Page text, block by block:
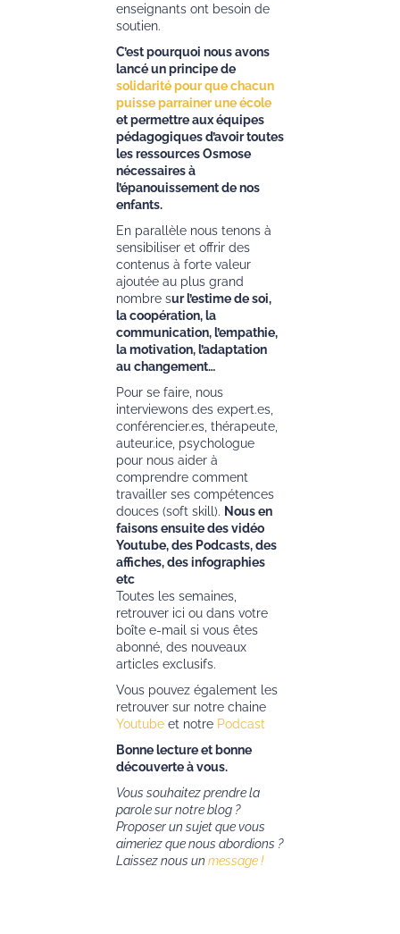
enseignants ont besoin de
soutien.
C’est pourquoi nous avons
lancé un principe de
solidarité pour que chacun
puisse parrainer une école
et permettre aux équipes
pédagogiques d’avoir toutes
les ressources Osmose
nécessaires à
l’épanouissement de nos
enfants.
En parallèle nous tenons à
sensibiliser et offrir des
contenus à forte valeur
ajoutée au plus grand
nombre sur l’estime de soi,
la coopération, la
communication, l’empathie,
la motivation, l’adaptation
au changement…
Pour se faire, nous
interviewons des expert.es,
conférencier.es, thérapeute,
auteur.ice, psychologue
pour nous aider à
comprendre comment
travailler ses compétences
douces (soft skill). Nous en
faisons ensuite des vidéo
Youtube, des Podcasts, des
affiches, des infographies
etc
Toutes les semaines,
retrouver ici ou dans votre
boîte e-mail si vous êtes
abonné, des nouveaux
articles exclusifs.
Vous pouvez également les
retrouver sur notre chaine
Youtube et notre Podcast
Bonne lecture et bonne
découverte à vous.
Vous souhaitez prendre la
parole sur notre blog ?
Proposer un sujet que vous
aimeriez que nous abordions ?
Laissez nous un message !